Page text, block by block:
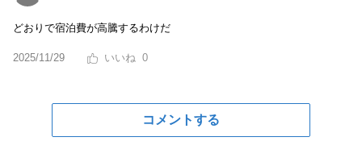
どおりで宿泊費が高騰するわけだ
2025/11/29 0
コメントする